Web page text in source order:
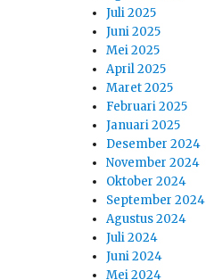
Juli 2025
Juni 2025
Mei 2025
April 2025
Maret 2025
Februari 2025
Januari 2025
Desember 2024
November 2024
Oktober 2024
September 2024
Agustus 2024
Juli 2024
Juni 2024
Mei 2024